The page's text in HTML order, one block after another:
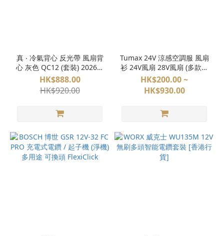
真 ‧ 冷氣背心 反光帶 風扇背
心 灰色 QC12 (套裝) 2026款
可穿安全帶
HK$888.00
HK$920.00
Tumax 24V 涼感空調服 風扇
衫 24V風扇 28V風扇 (多款選
擇)
HK$200.00 ~
HK$930.00